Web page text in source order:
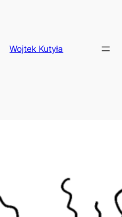
Wojtek Kutyła